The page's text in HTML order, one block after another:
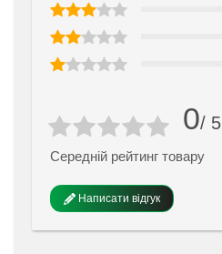
0/ 5
Середній рейтинг товару
Написати відгук